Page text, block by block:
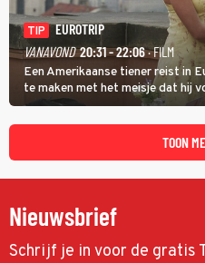
TIP
EUROTRIP
VANAVOND 20:31 - 22:06· FILM
Een Amerikaanse tiener reist in
te maken met het meisje dat hij
TOON
Nieuwsbrief
Schrijf je in voor de gratis